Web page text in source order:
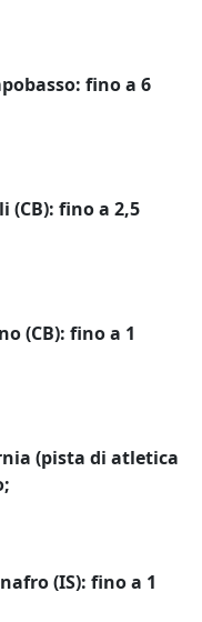
fino a 6
(CB): fino a 2,5
(CB): fino a 1
(pista di atletica
(IS): fino a 1